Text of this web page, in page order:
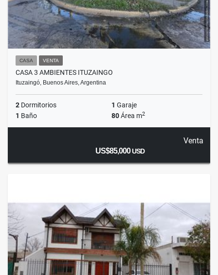
CASA VENTA
CASA 3 AMBIENTES ITUZAINGO
Ituzaingó, Buenos Aires, Argentina
2 Dormitorios 1 Garaje
1 Baño 80Área m2
Venta
US$85,000USD